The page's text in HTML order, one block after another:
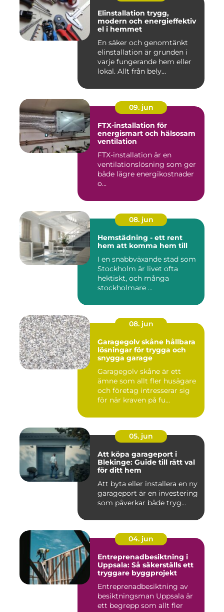
Elinstallation trygg,
modern och energieffektiv
el i hemmet
En säker och genomtänkt
elinstallation är grunden i
varje fungerande hem eller
lokal. Allt från bely...
09. jun
FTX-installation för
energismart och hälsosam
ventilation
FTX-installation är en
ventilationslösning som ger
både lägre energikostnader
o...
08. jun
Hemstädning - ett rent
hem att komma hem till
I en snabbväxande stad som
Stockholm är livet ofta
hektiskt, och många
stockholmare ...
08. jun
Garagegolv skåne hållbara
lösningar för trygga och
snygga garage
Garagegolv skåne är ett
ämne som allt fler husägare
och företag intresserar sig
för när kraven på fu...
05. jun
Att köpa garageport i
Blekinge: Guide till rätt val
för ditt hem
Att byta eller installera en ny
garageport är en investering
som påverkar både tryg...
04. jun
Entreprenadbesiktning i
Uppsala: Så säkerställs ett
tryggare byggprojekt
Entreprenadbesiktning av
besiktningsman Uppsala är
ett begrepp som allt fler